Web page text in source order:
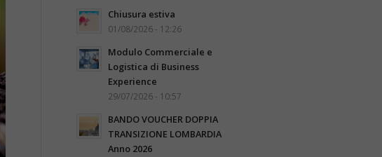
Chiusura estiva
01/08/2026 - 12:26
Modulo Commerciale e
Logistica di Business
Experience
29/07/2026 - 10:57
BANDO VOUCHER DOPPIA
TRANSIZIONE LOMBARDIA
Anno 2026